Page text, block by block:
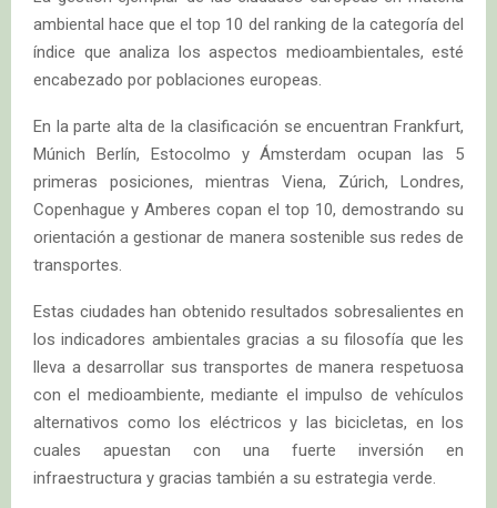
ambiental hace que el top 10 del ranking de la categoría del
índice que analiza los aspectos medioambientales, esté
encabezado por poblaciones europeas.
En la parte alta de la clasificación se encuentran Frankfurt,
Múnich Berlín, Estocolmo y Ámsterdam ocupan las 5
primeras posiciones, mientras Viena, Zúrich, Londres,
Copenhague y Amberes copan el top 10, demostrando su
orientación a gestionar de manera sostenible sus redes de
transportes.
Estas ciudades han obtenido resultados sobresalientes en
los indicadores ambientales gracias a su filosofía que les
lleva a desarrollar sus transportes de manera respetuosa
con el medioambiente, mediante el impulso de vehículos
alternativos como los eléctricos y las bicicletas, en los
cuales apuestan con una fuerte inversión en
infraestructura y gracias también a su estrategia verde.